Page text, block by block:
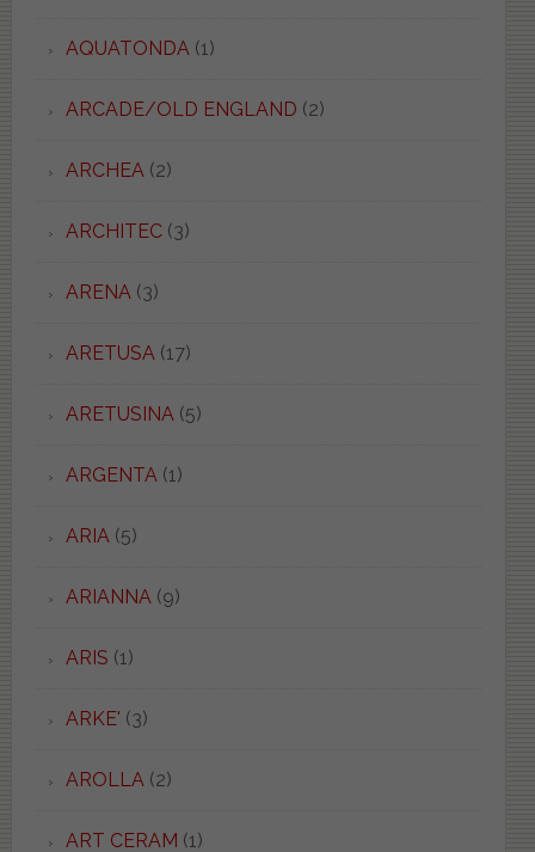
AQUATONDA (1)
ARCADE/OLD ENGLAND (2)
ARCHEA (2)
ARCHITEC(3)
ARENA (3)
ARETUSA (17)
ARETUSINA (5)
ARGENTA (1)
ARIA (5)
ARIANNA (9)
ARIS (1)
ARKE' (3)
AROLLA (2)
ART CERAM (1)